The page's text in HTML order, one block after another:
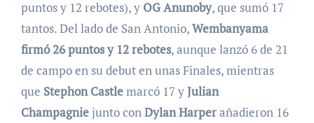
puntos y 12 rebotes), y OG Anunoby, que sumó 17
tantos. Del lado de San Antonio,Wembanyama
firmó 26 puntos y 12 rebotes, aunque lanzó 6 de 21
de campo en su debut en unas Finales, mientras
que Stephon Castlemarcó 17 yJulian
Champagniejunto conDylan Harperañadieron 16